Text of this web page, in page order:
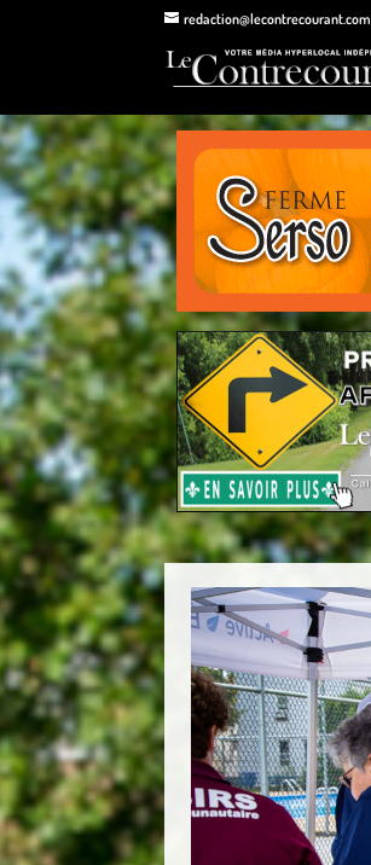
redaction@lecontrecourant.com